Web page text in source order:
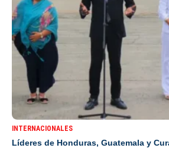
INTERNACIONALES
Líderes de Honduras, Guatemala y